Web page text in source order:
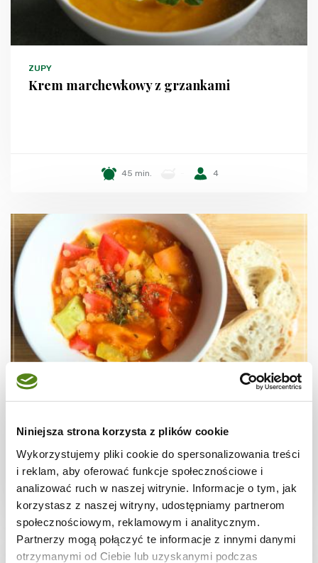
Niniejsza strona korzysta z plików cookie
Wykorzystujemy pliki cookie do spersonalizowania treści
i reklam, aby oferować funkcje społecznościowe i
analizować ruch w naszej witrynie. Informacje o tym, jak
korzystasz z naszej witryny, udostępniamy partnerom
społecznościowym, reklamowym i analitycznym.
Partnerzy mogą połączyć te informacje z innymi danymi
otrzymanymi od Ciebie lub uzyskanymi podczas
ZUPY
Krem marchewkowy z grzankami
45 min. 4
40 min. - 4